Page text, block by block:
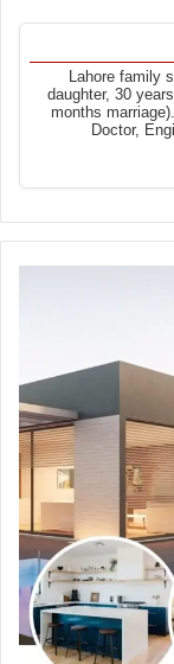
Lahore family
daughter, 30
months
Doctor,